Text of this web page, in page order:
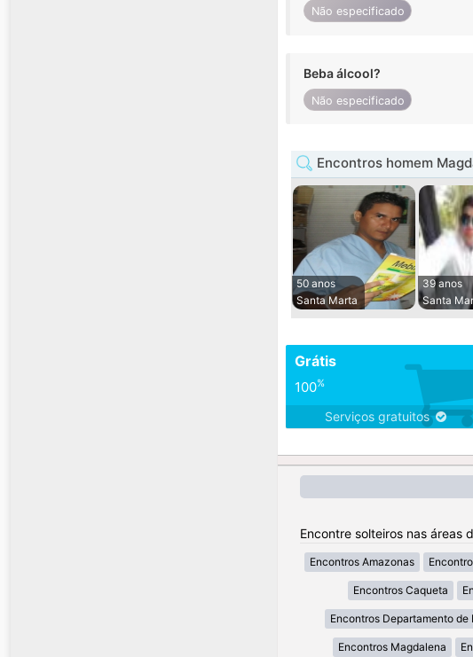
Não especificado
Beba álcool?
Não especificado
Encontros homem
50 anos
Santa Marta
39 anos
Santa
Grátis
100%
Serviços gratuitos
Encontre solteiros nas áreas
Encontros Amazonas
Encontros Caqueta
Encontros Departamento de
Encontros Magdalena